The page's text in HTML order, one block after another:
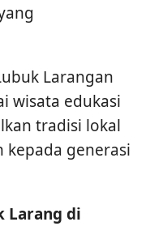
Larangan
wisata edukasi
tradisi lokal
kepada generasi
Larang di